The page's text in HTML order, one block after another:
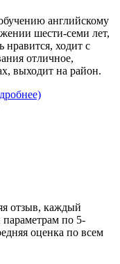
английскому
шести-семи лет,
нравится, ходит с
отличное,
выходит на район.
отзыв, каждый
параметрам по 5-
оценка по всем